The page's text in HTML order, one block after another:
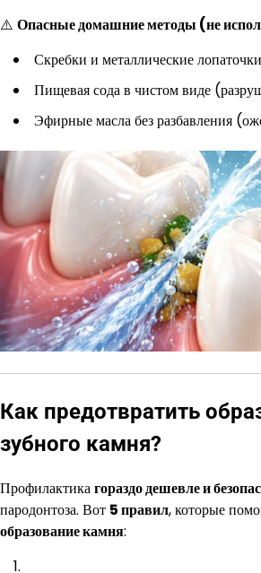
⚠️ Опасные домашние методы (не
Скребки и металлические
Пищевая сода в чистом виде
Эфирные масла без разбавления
Как предотвратить
зубного камня?
Профилактикагораздо дешевле и
пародонтоза. Вот 5 правил, которые
образование камня: